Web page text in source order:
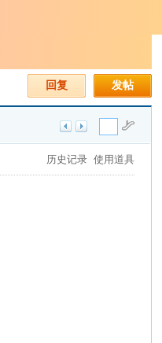
发帖
回复
历史记录 使用道具